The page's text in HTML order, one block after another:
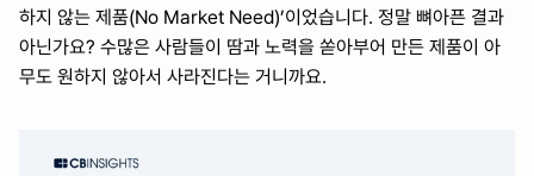
하지 않는 제품(No Market Need)’이었습니다. 정말 뼈아픈 결과
아닌가요? 수많은 사람들이 땀과 노력을 쏟아부어 만든 제품이 아
무도 원하지 않아서 사라진다는 거니까요.